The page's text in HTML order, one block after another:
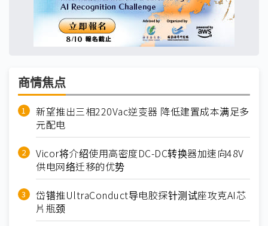
商情焦点
新望推出三相220Vac逆变器 降低建置成本满足多
元配电
Vicor将介绍使用高密度DC-DC转换器加速向48V
供电网络迁移的优势
岱镨推UltraConduct导电胶探针测试座攻克AI芯
片瓶颈